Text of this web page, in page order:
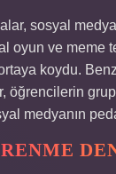
sosyal
oyun ve meme
koydu.
öğrencilerin
medyanın